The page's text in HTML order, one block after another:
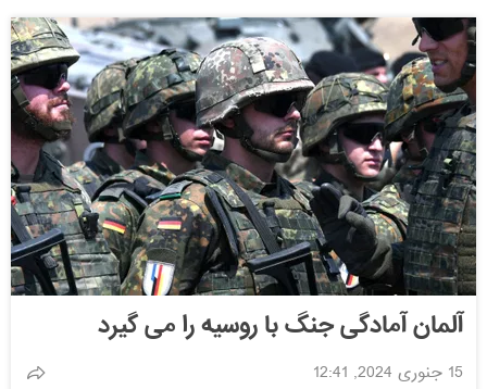
آلمان آمادگی جنگ با روسیه را می گیرد
15 جنوری 2024, 12:41